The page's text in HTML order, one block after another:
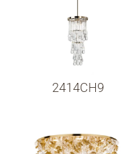
2414CH9